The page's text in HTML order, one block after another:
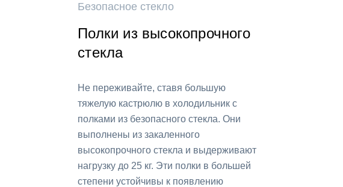
Безопасное стекло
Полки из высокопрочного
стекла
Не переживайте, ставя большую
тяжелую кастрюлю в холодильник с
полками из безопасного стекла. Они
выполнены из закаленного
высокопрочного стекла и выдерживают
нагрузку до 25 кг. Эти полки в большей
степени устойчивы к появлению